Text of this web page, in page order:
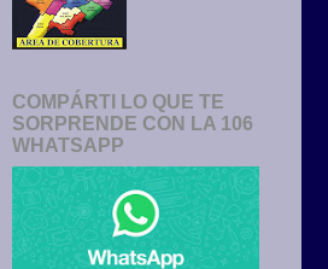
COMPÁRTI LO QUE TE
SORPRENDE CON LA 106
WHATSAPP